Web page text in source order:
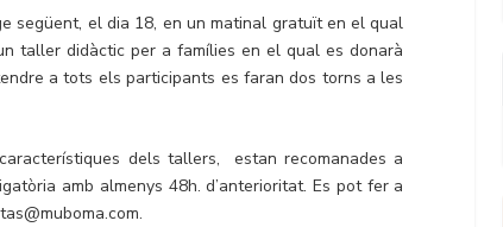
següent, el dia 18, en un matinal gratuït en el qual
taller didàctic per a famílies en el qual es donarà
a tots els participants es faran dos torns a les
dels tallers, estan recomanades a
amb almenys 48h. d’anterioritat. Es pot fer a